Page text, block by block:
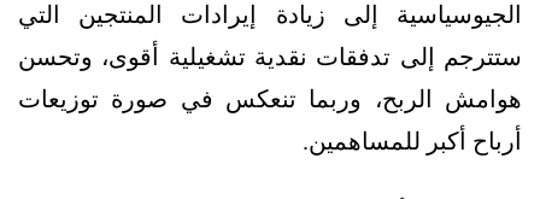
الجيوسياسية إلى زيادة إيرادات المنتجين التي
ستترجم إلى تدفقات نقدية تشغيلية أقوى، وتحسن
هوامش الربح، وربما تنعكس في صورة توزيعات
أرباح أكبر للمساهمين.